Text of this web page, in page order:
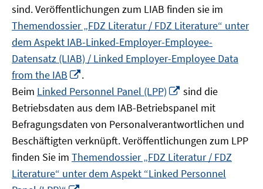
sind. Veröffentlichungen zum LIAB finden sie im
Themendossier „FDZ Literatur / FDZ Literature“ unter
dem Aspekt IAB-Linked-Employer-Employee-
Datensatz (LIAB) / Linked Employer-Employee Data
from the IAB
neuem
Fenster
öffnen
.
Beim Linked Personnel Panel (LPP)
In
neuem
Fenster
öffnen
sind die
Betriebsdaten aus dem IAB-Betriebspanel mit
Befragungsdaten von Personalverantwortlichen und
Beschäftigten verknüpft. Veröffentlichungen zum LPP
finden Sie im Themendossier „FDZ Literatur / FDZ
Literature“ unter dem Aspekt “Linked Personnel